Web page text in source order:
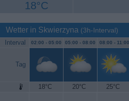
18°C
Wetter in Skwierzyna (3h-Interval)
Interval 02:00 - 05:00 05:00 - 08:00 08:00 - 11:00
Tag
18°C 20°C 25°C
30°C